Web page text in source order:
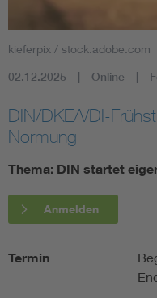
Mobility
Assisted Living
kieferpix / stock.adobe.com
02.12.2025 Online
DIN/DKE/VDI-
Normung
Thema: DIN startet
Anmelden
Termin